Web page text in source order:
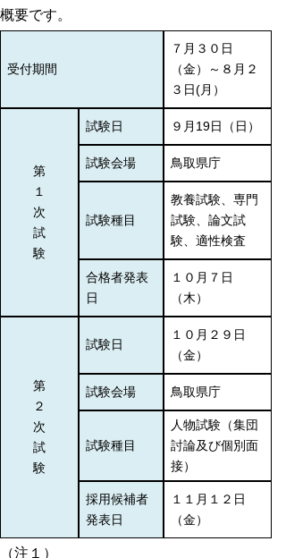
概要です。
受付期間
７月３０日
（金）～８月２
３日(月）
第
１
次
試
験
試験日 ９月19日（日）
試験会場 鳥取県庁
試験種目
教養試験、専門
試験、論文試
験、適性検査
合格者発表
日
１０月７日
（木）
第
２
次
試
験
試験日
１０月２９日
（金）
試験会場 鳥取県庁
試験種目
人物試験（集団
討論及び個別面
接）
採用候補者
発表日
１１月１２日
（金）
（注１）